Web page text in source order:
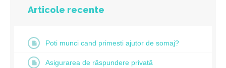
Articole recente
Poti munci cand primesti ajutor de somaj?
Asigurarea de răspundere privată